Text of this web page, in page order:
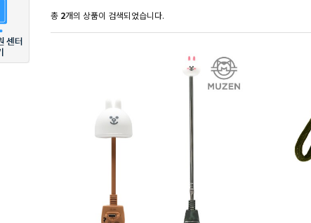
총 2개의 상품이 검색되었습니다.